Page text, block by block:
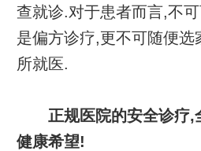
查就诊.对于患者而言,不
是偏方诊疗,更不可随便选
所就医.
正规医院的安全诊疗,
健康希望!